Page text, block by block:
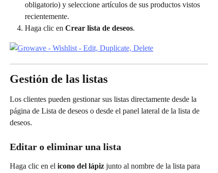
obligatorio) y seleccione artículos de sus productos vistos
recientemente.
Haga clic en Crear lista de deseos.
Gestión de las listas
Los clientes pueden gestionar sus listas directamente desde la
página de Lista de deseos o desde el panel lateral de la lista de
deseos.
Editar o eliminar una lista
Haga clic en el icono del lápiz junto al nombre de la lista para